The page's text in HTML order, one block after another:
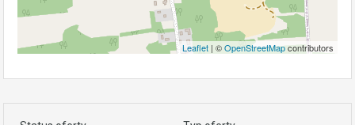
Leaflet | ©OpenStreetMapcontributors